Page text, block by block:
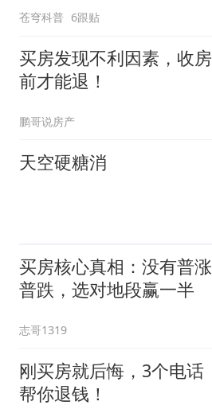
苍穹科普 6跟贴
买房发现不利因素，收房
前才能退！
鹏哥说房产
天空硬糖消
买房核心真相：没有普涨
普跌，选对地段赢一半
志哥1319
刚买房就后悔，3个电话
帮你退钱！